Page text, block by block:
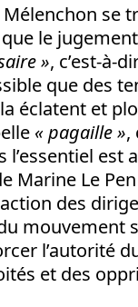
se
le
», c’est-à-
que des
éclatent et
« pagaille »,
l’essentiel est
Marine Le
des
mouvement
l’autorité
et des